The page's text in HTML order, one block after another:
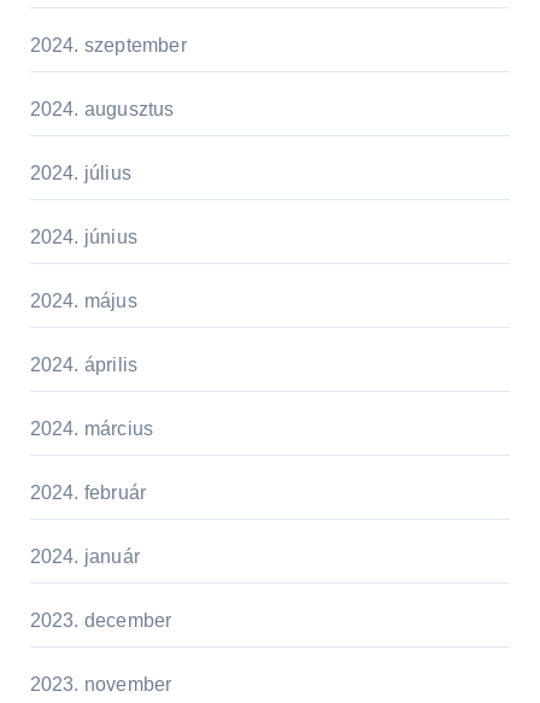
2024. szeptember
2024. augusztus
2024. július
2024. június
2024. május
2024. április
2024. március
2024. február
2024. január
2023. december
2023. november